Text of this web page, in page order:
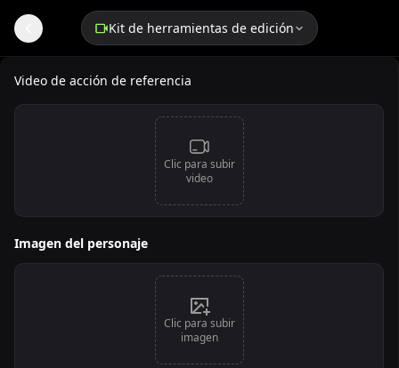
Kit de herramientas de edición
Video de acción de referencia
Clic para subir
video
Imagen del personaje
Clic para subir
imagen